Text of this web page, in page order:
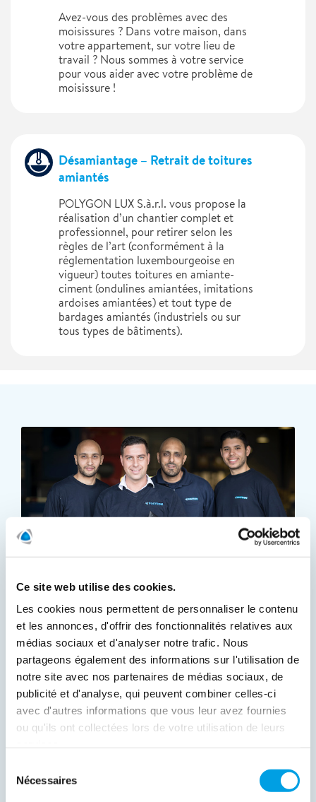
Ce site web utilise des cookies.
Les cookies nous permettent de personnaliser le contenu
et les annonces, d'offrir des fonctionnalités relatives aux
médias sociaux et d'analyser notre trafic. Nous
partageons également des informations sur l'utilisation de
notre site avec nos partenaires de médias sociaux, de
publicité et d'analyse, qui peuvent combiner celles-ci
avec d'autres informations que vous leur avez fournies
ou qu'ils ont collectées lors de votre utilisation de leurs
Nécessaires
Avez-vous des problèmes avec des
moisissures ? Dans votre maison, dans
votre appartement, sur votre lieu de
travail ? Nous sommes à votre service
pour vous aider avec votre problème de
moisissure !
Désamiantage – Retrait de toitures
amiantés
POLYGON LUX S.à.r.l. vous propose la
réalisation d’un chantier complet et
professionnel, pour retirer selon les
règles de l’art (conformément à la
réglementation luxembourgeoise en
vigueur) toutes toitures en amiante-
ciment (ondulines amiantées, imitations
ardoises amiantées) et tout type de
bardages amiantés (industriels ou sur
tous types de bâtiments).
POLYGON LUX – Toujours À
Vos Côtés.
Votre partenaire technique dans la protection de
l'environnement au Luxembourg. POLYGON LUX fait
partie du groupe Polygon. Le leader du marché
européen de la réhabilitation des dommages matériels.
natures. Avec une force internationale, POLYGON LUX
peut offrir une gamme complète de services après